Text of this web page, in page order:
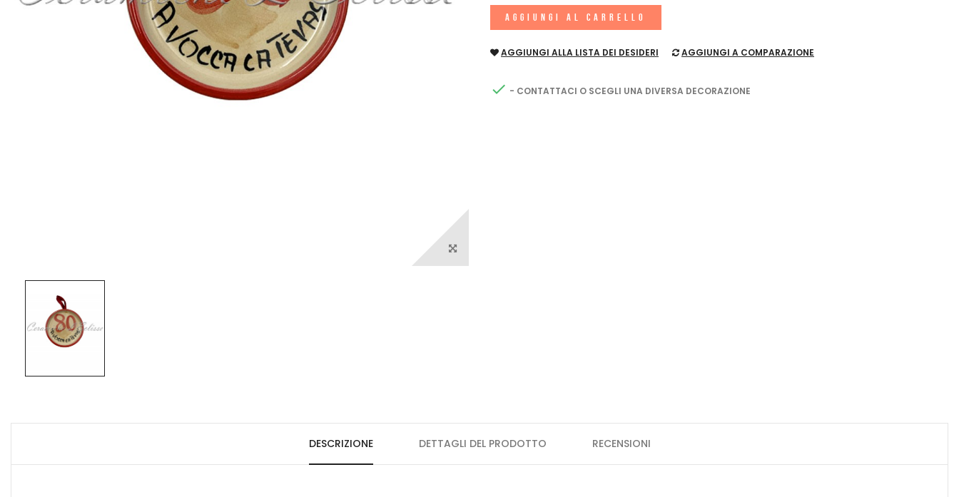
AGGIUNGI AL CARRELLO
AGGIUNGI ALLA LISTA DEI DESIDERI AGGIUNGI A COMPARAZIONE
 - CONTATTACI O SCEGLI UNA DIVERSA DECORAZIONE
DESCRIZIONE DETTAGLI DEL PRODOTTO RECENSIONI